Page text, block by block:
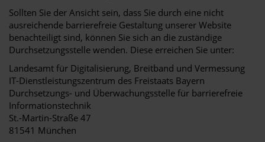
Sollten Sie der Ansicht sein, dass Sie durch eine nicht
ausreichende barrierefreie Gestaltung unserer Website
benachteiligt sind, können Sie sich an die zuständige
Durchsetzungsstelle wenden. Diese erreichen Sie unter:
Landesamt für Digitalisierung, Breitband und Vermessung
IT-Dienstleistungszentrum des Freistaats Bayern
Durchsetzungs- und Überwachungsstelle für barrierefreie
Informationstechnik
St.-Martin-Straße 47
81541 München